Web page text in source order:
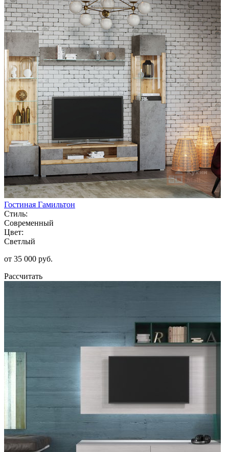
Гостиная Гамильтон
Стиль:
Современный
Цвет:
Светлый
от 35 000 руб.
Рассчитать